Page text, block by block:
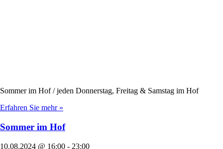
Sommer im Hof / jeden Donnerstag, Freitag & Samstag im Hof
Erfahren Sie mehr »
Sommer im Hof
10.08.2024 @ 16:00 - 23:00